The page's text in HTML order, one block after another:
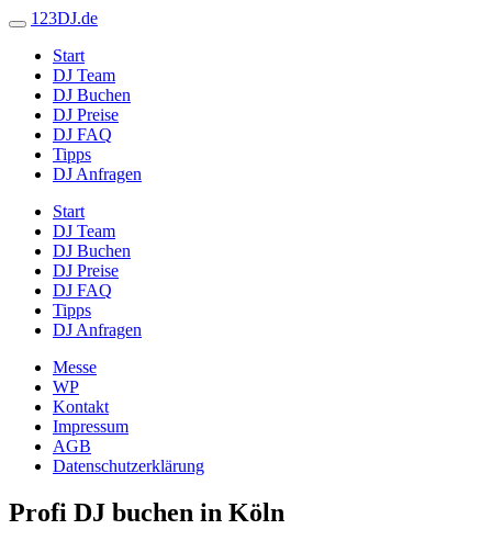
123DJ.de
Start
DJ Team
DJ Buchen
DJ Preise
DJ FAQ
Tipps
DJ Anfragen
Start
DJ Team
DJ Buchen
DJ Preise
DJ FAQ
Tipps
DJ Anfragen
Messe
WP
Kontakt
Impressum
AGB
Datenschutzerklärung
Profi DJ buchen in Köln